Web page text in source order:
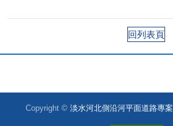
回列表頁
Copyright © 淡水河北側沿河平面道路專案